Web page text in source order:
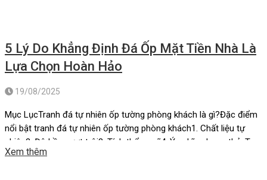
5 Lý Do Khẳng Định Đá Ốp Mặt Tiền Nhà Là
Lựa Chọn Hoàn Hảo
19/08/2025
Mục LụcTranh đá tự nhiên ốp tường phòng khách là gì?Đặc điểm
nổi bật tranh đá tự nhiên ốp tường phòng khách1. Chất liệu tự
nhiên2. Độ bền vượt trội3. Tính thẩm mỹ4. Ý nghĩa phong thủyTop
7 tranh đá tự nhiên ốp tường phòng khách “hot” nhất hiện nay.1.
Xem thêm